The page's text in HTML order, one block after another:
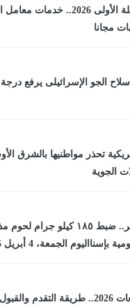
تنسيق المرحلة الأولى 2026..
مجانا
الجو الإسرائيلى يرفع درجة
تحذر مواطنيها بالشرق
الجوية
بيطرى الأقصر.. ضبط ١٨٥ كيلو
الجمعة، 4 أبريل 2025 08:54 مـ
تنسيق الجامعات 2026.. طريقة